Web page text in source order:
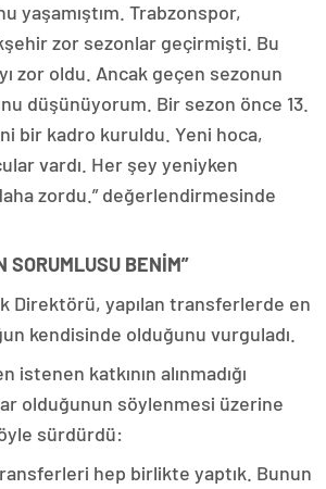
yaşamıştım. Trabzonspor,
zor sezonlar geçirmişti. Bu
zor oldu. Ancak geçen sezonun
düşünüyorum. Bir sezon önce 13.
bir kadro kuruldu. Yeni hoca,
vardı. Her şey yeniyken
zordu.” değerlendirmesinde
SORUMLUSU BENİM”
Direktörü, yapılan transferlerde en
kendisinde olduğunu vurguladı.
istenen katkının alınmadığı
olduğunun söylenmesi üzerine
sürdürdü:
hep birlikte yaptık. Bunun